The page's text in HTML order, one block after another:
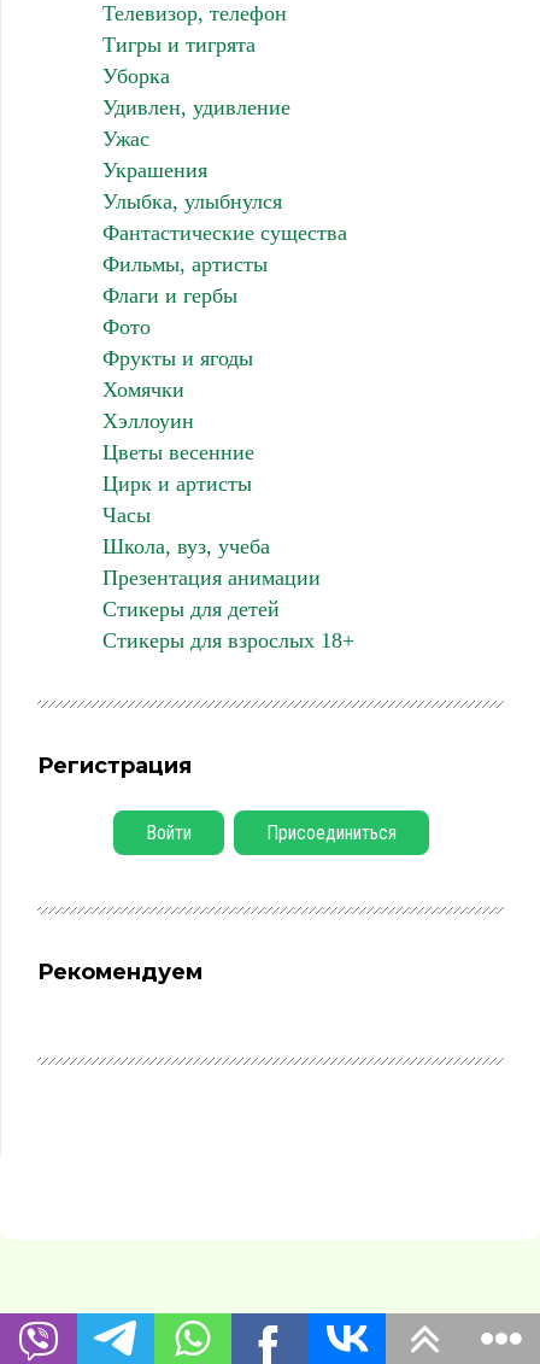
Телевизор, телефон
Тигры и тигрята
Уборка
Удивлен, удивление
Ужас
Украшения
Улыбка, улыбнулся
Фантастические существа
Фильмы, артисты
Флаги и гербы
Фото
Фрукты и ягоды
Хомячки
Хэллоуин
Цветы весенние
Цирк и артисты
Часы
Школа, вуз, учеба
Презентация анимации
Стикеры для детей
Стикеры для взрослых 18+
Регистрация
Войти Присоединиться
Рекомендуем